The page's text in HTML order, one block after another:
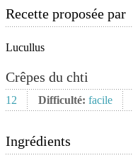
Recette proposée par
Lucullus
Crêpes du chti
12 Difficulté: facile
Ingrédients